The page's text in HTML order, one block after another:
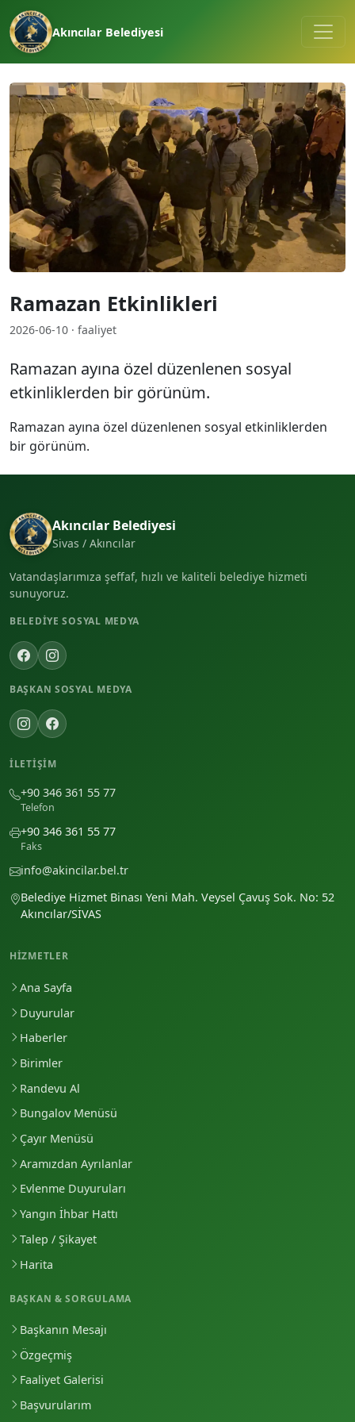
Akıncılar Belediyesi
Ramazan Etkinlikleri
2026-06-10 · faaliyet
Ramazan ayına özel düzenlenen sosyal
etkinliklerden bir görünüm.
Ramazan ayına özel düzenlenen sosyal etkinliklerden
bir görünüm.
Akıncılar Belediyesi
Sivas / Akıncılar
Vatandaşlarımıza şeffaf, hızlı ve kaliteli belediye hizmeti
sunuyoruz.
BELEDIYE SOSYAL MEDYA
BAŞKAN SOSYAL MEDYA
İLETIŞIM
+90 346 361 55 77
Telefon
+90 346 361 55 77
Faks
info@akincilar.bel.tr
Belediye Hizmet Binası Yeni Mah. Veysel Çavuş Sok. No: 52
Akıncılar/SİVAS
HIZMETLER
Ana Sayfa
Duyurular
Haberler
Birimler
Randevu Al
Bungalov Menüsü
Çayır Menüsü
Aramızdan Ayrılanlar
Evlenme Duyuruları
Yangın İhbar Hattı
Talep / Şikayet
Harita
BAŞKAN & SORGULAMA
Başkanın Mesajı
Özgeçmiş
Faaliyet Galerisi
Başvurularım